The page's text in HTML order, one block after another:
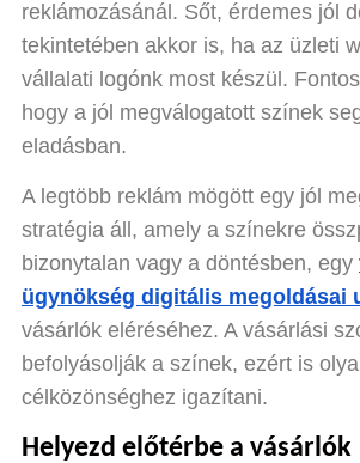
reklámozásánál. Sőt, érdemes jól
tekintetében akkor is, ha az üzleti
vállalati logónk most készül.
hogy a jól megválogatott színek
eladásban.
A legtöbb reklám mögött egy jól
stratégia áll, amely a színekre
bizonytalan vagy a döntésben, egy
ügynökség digitális megoldásai
vásárlók eléréséhez. A vásárlási
befolyásolják a színek, ezért is
célközönséghez igazítani.
Helyezd előtérbe a vásárlók